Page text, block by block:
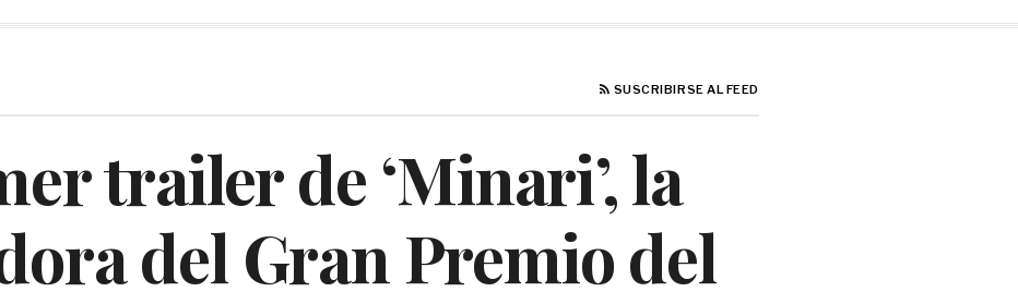
SUSCRIBIRSE AL FEED
trailer de ‘Minari’, la
del Gran Premio del